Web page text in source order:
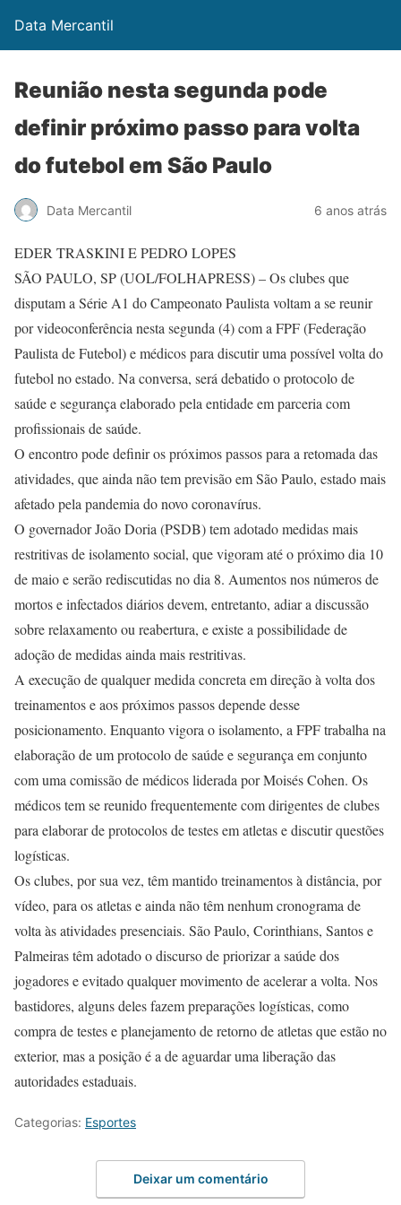
Data Mercantil
Reunião nesta segunda pode
definir próximo passo para volta
do futebol em São Paulo
Data Mercantil 6 anos atrás
EDER TRASKINI E PEDRO LOPES
SÃO PAULO, SP (UOL/FOLHAPRESS) – Os clubes que
disputam a Série A1 do Campeonato Paulista voltam a se reunir
por videoconferência nesta segunda (4) com a FPF (Federação
Paulista de Futebol) e médicos para discutir uma possível volta do
futebol no estado. Na conversa, será debatido o protocolo de
saúde e segurança elaborado pela entidade em parceria com
profissionais de saúde.
O encontro pode definir os próximos passos para a retomada das
atividades, que ainda não tem previsão em São Paulo, estado mais
afetado pela pandemia do novo coronavírus.
O governador João Doria (PSDB) tem adotado medidas mais
restritivas de isolamento social, que vigoram até o próximo dia 10
de maio e serão rediscutidas no dia 8. Aumentos nos números de
mortos e infectados diários devem, entretanto, adiar a discussão
sobre relaxamento ou reabertura, e existe a possibilidade de
adoção de medidas ainda mais restritivas.
A execução de qualquer medida concreta em direção à volta dos
treinamentos e aos próximos passos depende desse
posicionamento. Enquanto vigora o isolamento, a FPF trabalha na
elaboração de um protocolo de saúde e segurança em conjunto
com uma comissão de médicos liderada por Moisés Cohen. Os
médicos tem se reunido frequentemente com dirigentes de clubes
para elaborar de protocolos de testes em atletas e discutir questões
logísticas.
Os clubes, por sua vez, têm mantido treinamentos à distância, por
vídeo, para os atletas e ainda não têm nenhum cronograma de
volta às atividades presenciais. São Paulo, Corinthians, Santos e
Palmeiras têm adotado o discurso de priorizar a saúde dos
jogadores e evitado qualquer movimento de acelerar a volta. Nos
bastidores, alguns deles fazem preparações logísticas, como
compra de testes e planejamento de retorno de atletas que estão no
exterior, mas a posição é a de aguardar uma liberação das
autoridades estaduais.
Categorias: Esportes
Deixar um comentário